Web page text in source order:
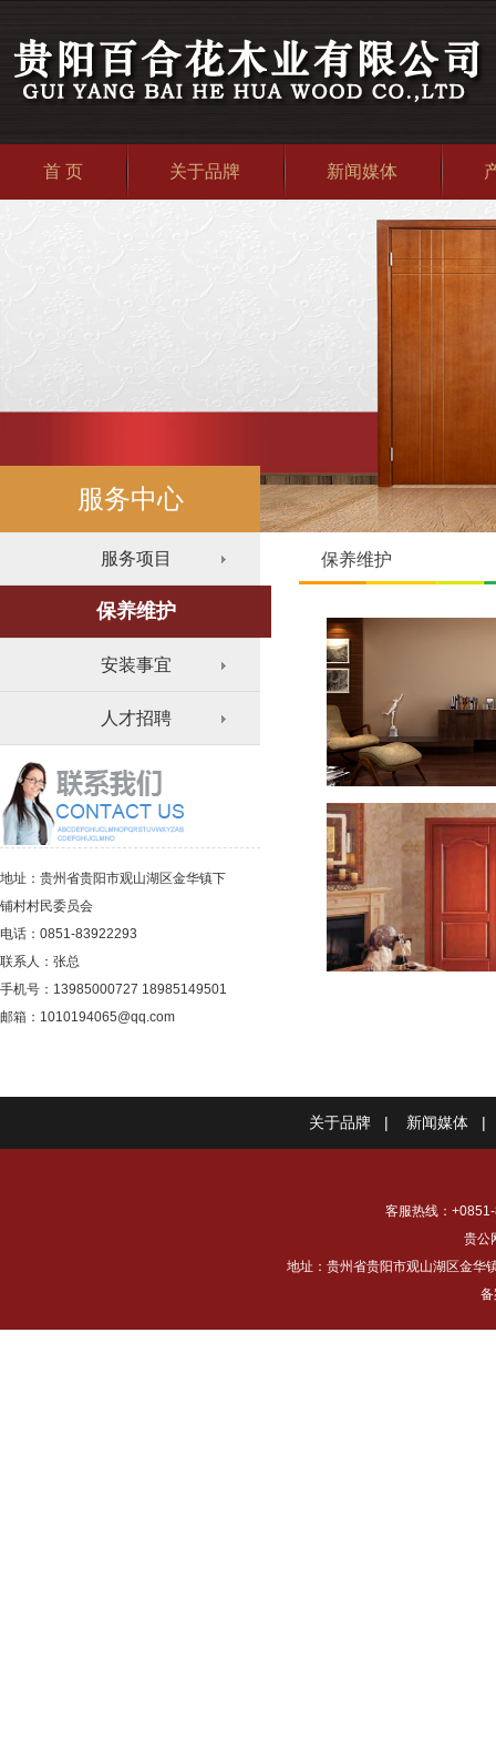
首 页 关于品牌 新闻媒体
服务中心
服务项目
保养维护
安装事宜
人才招聘
地址：贵州省贵阳市观山湖区金华镇下
铺村村民委员会
电话：0851-83922293
联系人：张总
手机号：13985000727 18985149501
邮箱：1010194065@qq.com
保养维护
关于品牌 | 新闻媒体 |
客服热线：
贵公
地址：贵州省贵阳市观山湖区金华